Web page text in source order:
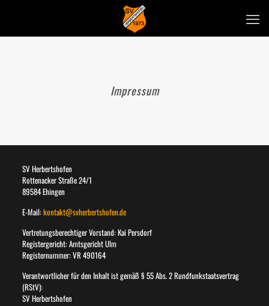
Impressum
SV Herbertshofen
Rottenacker Straße 24/1
89584 Ehingen
E-Mail:kontakt@svherbertshofen.de
Vertretungsberechtiger Vorstand: Kai Persdorf
Registergericht: Amtsgericht Ulm
Registernummer: VR 490164
Verantwortlicher für den Inhalt ist gemäß § 55 Abs. 2 Rundfunkstaatsvertrag
(RStV):
SV Herbertshofen